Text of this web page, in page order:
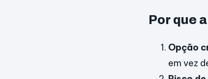
Por que
Opção
em vez